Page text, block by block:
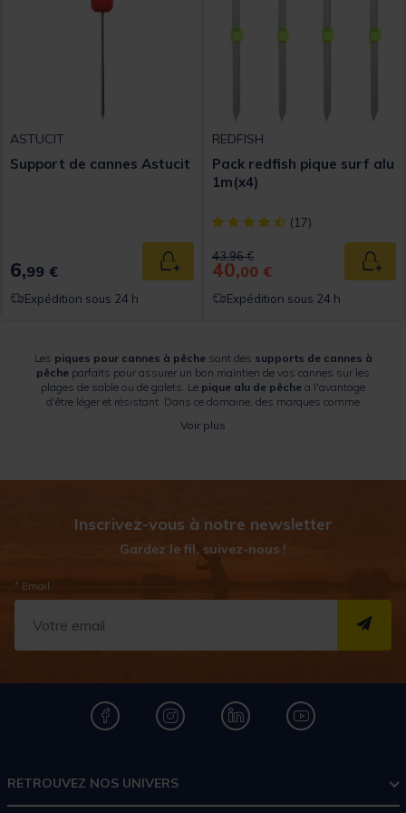
ASTUCIT
Support de cannes Astucit
6,99 € Ajouter au panier
Expédition sous 24 h
REDFISH
Pack redfish pique surf alu
1m(x4)
[object Object] out of 5
(17)
Price reduced from
43,96 €to
40,00 €
Expédition sous 24 h
Les piques pour cannes à pêchesont des supports de cannes à
pêche parfaits pour assurer un bon maintien de vos cannes sur les
plages de sable ou de galets. Le pique alu de pêche a l'avantage
d'être léger et résistant. Dans ce domaine, des marques comme
qualité de tailles variées.
Voir plus
Inscrivez-vous à notre newsletter
Gardez le fil, suivez-nous !
* Email
RETROUVEZ NOS UNIVERS